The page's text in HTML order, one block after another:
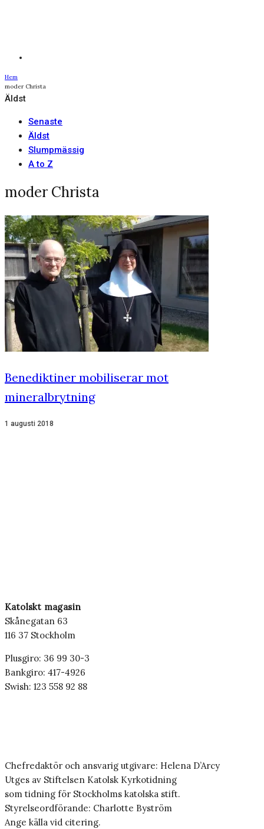
Hem
moder Christa
Äldst
Senaste
Äldst
Slumpmässig
A to Z
moder Christa
Benediktiner mobiliserar mot
mineralbrytning
1 augusti 2018
Katolskt magasin
Skånegatan 63
116 37 Stockholm
Plusgiro: 36 99 30-3
Bankgiro: 417-4926
Swish: 123 558 92 88
Chefredaktör och ansvarig utgivare: Helena D’Arcy
Utges av Stiftelsen Katolsk Kyrkotidning
som tidning för Stockholms katolska stift.
Styrelseordförande: Charlotte Byström
Ange källa vid citering.